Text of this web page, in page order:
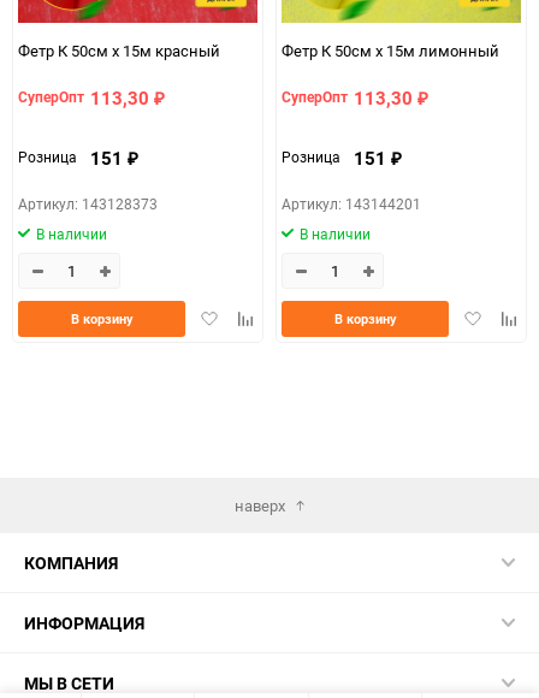
Фетр К 50см х 15м красный
СуперОпт 113,30 ₽
Розница 151 ₽
Артикул: 143128373
В наличии
ДобавитьДобавить
В корзину
Фетр К 50см х 15м лимонный
СуперОпт 113,30 ₽
Розница 151 ₽
Артикул: 143144201
В наличии
Добавить
В корзину
наверх
КОМПАНИЯ
ИНФОРМАЦИЯ
МЫ В СЕТИ